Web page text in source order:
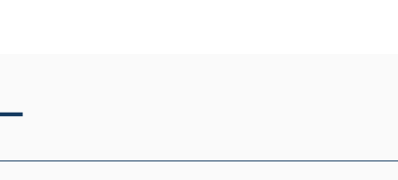
※ルアー、エギ、雑品、その他につきましてはランク表記はござ